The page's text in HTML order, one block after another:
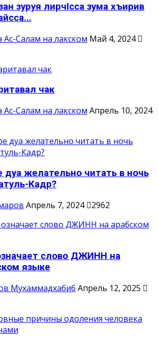
зуруя лирчIсса зума хъирив
Ас-Салам на лакском Май 4, 2024
чак
Ас-Салам на лакском Апрель 10, 2024
дуа желательно читать в ночь
Кадр?
Апрель 7, 2024 2962
слово ДЖИНН на
языке
Мухаммадхабиб Апрель 12, 2025